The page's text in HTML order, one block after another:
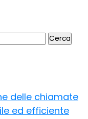
delle chiamate
ed efficiente